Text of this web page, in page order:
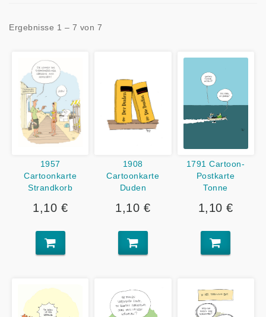
Ergebnisse 1 – 7 von 7
1957
Cartoonkarte
Strandkorb
1,10 €
1908
Cartoonkarte
Duden
1,10 €
1791 Cartoon-
Postkarte
Tonne
1,10 €